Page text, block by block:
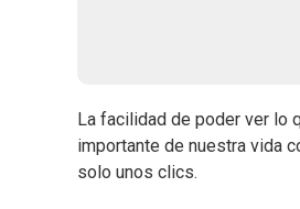
La facilidad de poder ver lo
importante de nuestra vida
solo unos clics.